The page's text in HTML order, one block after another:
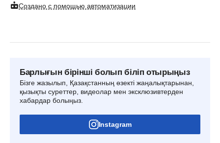
Создано с помощью автоматизации
Барлығын бірінші болып біліп отырыңыз
Бізге жазылып, Қазақстанның өзекті жаңалықтарынан,
қызықты суреттер, видеолар мен эксклюзивтерден
хабардар болыңыз.
Instagram